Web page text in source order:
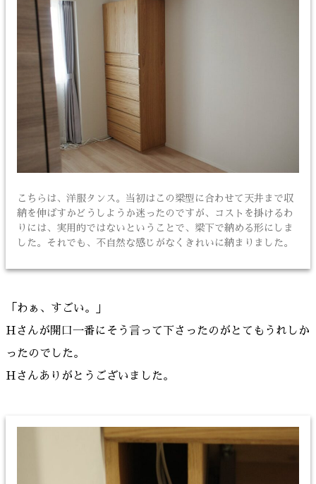
こちらは、洋服タンス。当初はこの梁型に合わせて天井まで収
納を伸ばすかどうしようか迷ったのですが、コストを掛けるわ
りには、実用的ではないということで、梁下で納める形にしま
した。それでも、不自然な感じがなくきれいに納まりました。
「わぁ、すごい。」
Hさんが開口一番にそう言って下さったのがとてもうれしか
ったのでした。
Hさんありがとうございました。